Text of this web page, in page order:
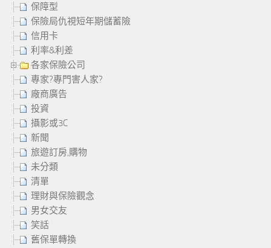
保障型
保險局仇視短年期儲蓄險
信用卡
利率&利差
各家保險公司
專家?專門害人家?
廠商廣告
投資
攝影或3C
新聞
旅遊訂房,購物
未分類
清單
理財與保險觀念
男女交友
笑話
舊保單轉換